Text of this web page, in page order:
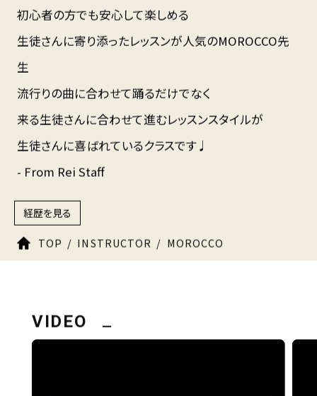
初心者の方でも安心して楽しめる
生徒さんに寄り添ったレッスンが人気のMOROCCO先
生
流行りの曲に合わせて踊るだけでなく
来る生徒さんに合わせて進むレッスンスタイルが
生徒さんに喜ばれているクラスです♩
- From Rei Staff
経歴を見る
TOP INSTRUCTOR MOROCCO
VIDEO